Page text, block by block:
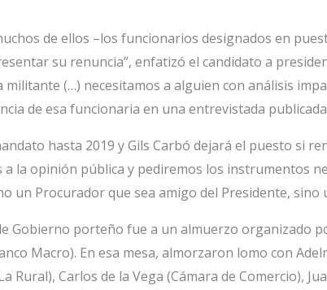
de ellos –los funcionarios designados en
su renuncia”, enfatizó el candidato a
militante (…) necesitamos a alguien con análisis
de esa funcionaria en una entrevistada
hasta 2019 y Gils Carbó dejará el puesto si
a la opinión pública y pediremos los instrumentos
un Procurador que sea amigo del Presidente, sino
Gobierno porteño fue a un almuerzo organizado
Macro). En esa mesa, almorzaron lomo con
Rural), Carlos de la Vega (Cámara de Comercio),